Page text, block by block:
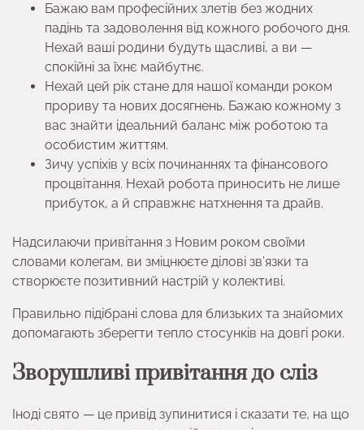
Бажаю вам професійних злетів без жодних
падінь та задоволення від кожного робочого дня.
Нехай ваші родини будуть щасливі, а ви —
спокійні за їхнє майбутнє.
Нехай цей рік стане для нашої команди роком
прориву та нових досягнень. Бажаю кожному з
вас знайти ідеальний баланс між роботою та
особистим життям.
Зичу успіхів у всіх починаннях та фінансового
процвітання. Нехай робота приносить не лише
прибуток, а й справжнє натхнення та драйв.
Надсилаючи привітання з Новим роком своїми
словами колегам, ви зміцнюєте ділові зв’язки та
створюєте позитивний настрій у колективі.
Правильно підібрані слова для близьких та знайомих
допомагають зберегти тепло стосунків на довгі роки.
Зворушливі привітання до сліз
Іноді свято — це привід зупинитися і сказати те, на що